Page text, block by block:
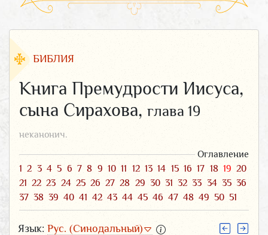
БИБЛИЯ
Книга Премудрости Иисуса,
сына Сирахова, глава 19
неканонич.
Оглавление
1 2 3 4 5 6 7 8 9 10 11 12 13 14 15 16 17 18 19 20
21 22 23 24 25 26 27 28 29 30 31 32 33 34 35 36
37 38 39 40 41 42 43 44 45 46 47 48 49 50 51
Язык: Рус. (Синодальный)